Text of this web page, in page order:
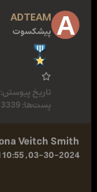
ADTEAM
پیشکسوت
تاریخ پیوستن:
پست‌ها:
Veitch Smith
03-30-2024, 10:55 PM